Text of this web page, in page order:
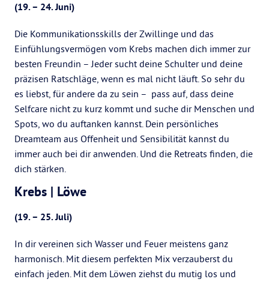
(19. – 24. Juni)
Die Kommunikationsskills der Zwillinge und das
Einfühlungsvermögen vom Krebs machen dich immer zur
besten Freundin – Jeder sucht deine Schulter und deine
präzisen Ratschläge, wenn es mal nicht läuft. So sehr du
es liebst, für andere da zu sein – pass auf, dass deine
Selfcare nicht zu kurz kommt und suche dir Menschen und
Spots, wo du auftanken kannst. Dein persönliches
Dreamteam aus Offenheit und Sensibilität kannst du
immer auch bei dir anwenden. Und die Retreats finden, die
dich stärken.
Krebs | Löwe
(19. – 25. Juli)
In dir vereinen sich Wasser und Feuer meistens ganz
harmonisch. Mit diesem perfekten Mix verzauberst du
einfach jeden. Mit dem Löwen ziehst du mutig los und